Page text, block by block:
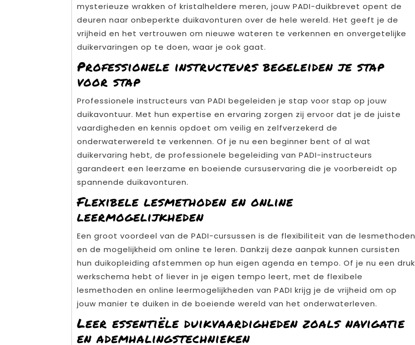
mysterieuze wrakken of kristalheldere meren, jouw PADI-duikbrevet opent de
deuren naar onbeperkte duikavonturen over de hele wereld. Het geeft je de
vrijheid en het vertrouwen om nieuwe wateren te verkennen en onvergetelijke
duikervaringen op te doen, waar je ook gaat.
Professionele instructeurs begeleiden je stap
voor stap
Professionele instructeurs van PADI begeleiden je stap voor stap op jouw
duikavontuur. Met hun expertise en ervaring zorgen zij ervoor dat je de juiste
vaardigheden en kennis opdoet om veilig en zelfverzekerd de
onderwaterwereld te verkennen. Of je nu een beginner bent of al wat
duikervaring hebt, de professionele begeleiding van PADI-instructeurs
garandeert een leerzame en boeiende cursuservaring die je voorbereidt op
spannende duikavonturen.
Flexibele lesmethoden en online
leermogelijkheden
Een groot voordeel van de PADI-cursussen is de flexibiliteit van de lesmethoden
en de mogelijkheid om online te leren. Dankzij deze aanpak kunnen cursisten
hun duikopleiding afstemmen op hun eigen agenda en tempo. Of je nu een druk
werkschema hebt of liever in je eigen tempo leert, met de flexibele
lesmethoden en online leermogelijkheden van PADI krijg je de vrijheid om op
jouw manier te duiken in de boeiende wereld van het onderwaterleven.
Leer essentiële duikvaardigheden zoals navigatie
en ademhalingstechnieken